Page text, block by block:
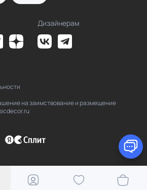
Дизайнерам
на заимствование и размещение